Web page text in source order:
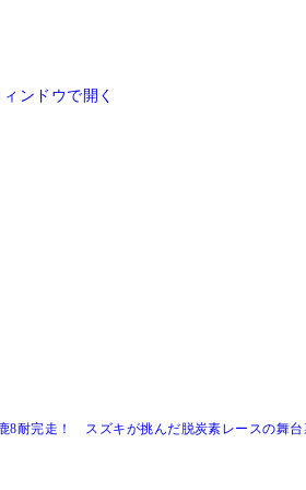
ンドウで開く
8耐完走！ スズキが挑んだ脱炭素レースの舞台